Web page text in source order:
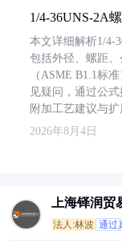
1/4-36UNS-2A
本文详细解析1/4-
包括外径、螺距
（ASME B1.1标
见疑问，通过公
附加工艺建议与扩
2026年8月4日
上海铎润贸
法人:林波 通过